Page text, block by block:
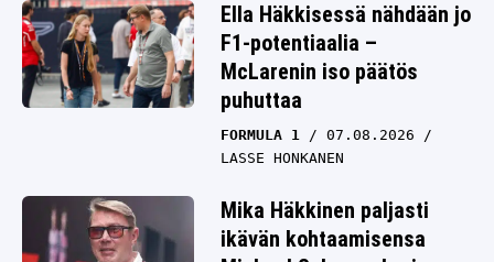
Ella Häkkisessä nähdään jo
F1-potentiaalia –
McLarenin iso päätös
puhuttaa
FORMULA 1
07.08.2026
LASSE HONKANEN
Mika Häkkinen paljasti
ikävän kohtaamisensa